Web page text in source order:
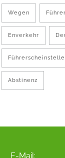
Wegen
Enverkehr
Führerscheinstelle
Abstinenz
E-Mail: